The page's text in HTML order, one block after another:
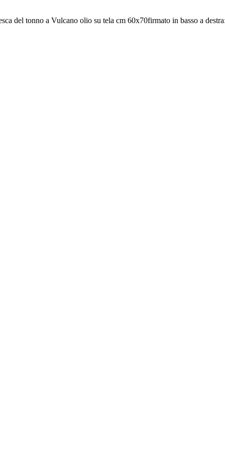
del tonno a Vulcano olio su tela cm 60x70firmato in basso a